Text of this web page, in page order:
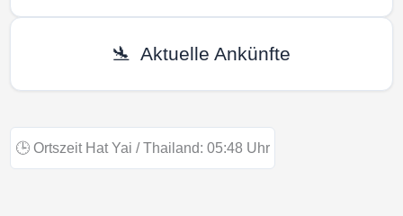
🛬 Aktuelle Ankünfte
🕒 Ortszeit Hat Yai / Thailand: 05:48 Uhr